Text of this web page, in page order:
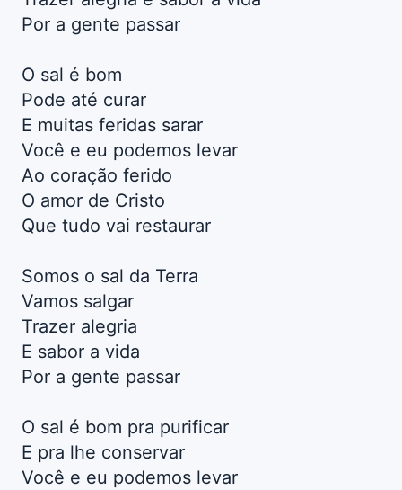
Por a gente passar
O sal é bom
Pode até curar
E muitas feridas sarar
Você e eu podemos levar
Ao coração ferido
O amor de Cristo
Que tudo vai restaurar
Somos o sal da Terra
Vamos salgar
Trazer alegria
E sabor a vida
Por a gente passar
O sal é bom pra purificar
E pra lhe conservar
Você e eu podemos levar